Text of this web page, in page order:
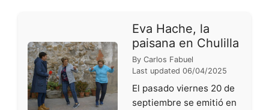
Eva Hache, la
paisana en Chulilla
By Carlos Fabuel
Last updated 06/04/2025
El pasado viernes 20 de
septiembre se emitió en